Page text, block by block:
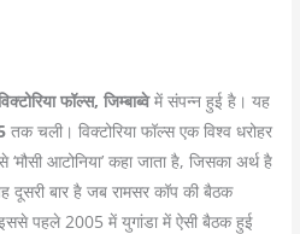
फॉल्स, जिम्बाब्वेमें संपन्न हुई है। यह
तक चली। विक्टोरिया फॉल्स एक विश्व धरोहर
आटोनिया’ कहा जाता है, जिसका अर्थ है
दूसरी बार है जब रामसर कॉप की बैठक
पहले 2005 में युगांडा में ऐसी बैठक हुई